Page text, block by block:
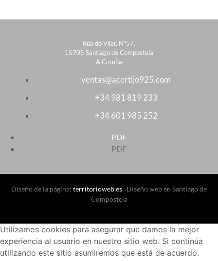
Rúa do Vilar, Nº57,
15705 Santiago de Compostela
A Coruña
ventas@acertijo925.com
+34 981 819 233
+34 601 985 252
PDF
PDF
Diseño de la página: territorioweb.es Diseño web en Santiago de
Compostela
Utilizamos cookies para asegurar que damos la mejor
experiencia al usuario en nuestro sitio web. Si continúa
utilizando este sitio asumiremos que está de acuerdo.